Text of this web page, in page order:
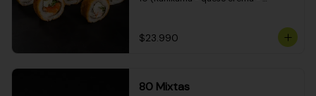
crema - cebollín)
$23.990
80 Mixtas